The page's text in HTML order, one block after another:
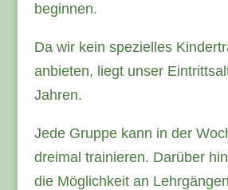
beginnen.
Da wir kein spezielles
anbieten, liegt unser
Jahren.
Jede Gruppe kann in der
dreimal trainieren. Darüber
die Möglichkeit an